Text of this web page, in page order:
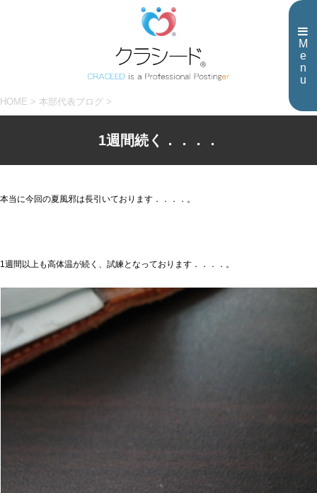
M
e
n
u
HOME > 本部代表ブログ >
1週間続く．．．．
本当に今回の夏風邪は長引いております．．．．。
1週間以上も高体温が続く、試練となっております．．．．。